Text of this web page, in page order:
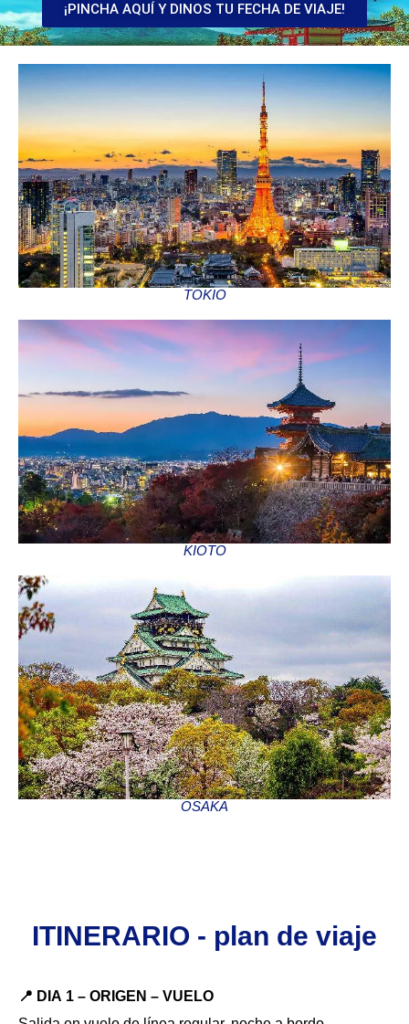
¡PINCHA AQUÍ Y DINOS TU FECHA DE VIAJE!
TOKIO
KIOTO
OSAKA
ITINERARIO - plan de viaje
📍 DIA 1 – ORIGEN – VUELO